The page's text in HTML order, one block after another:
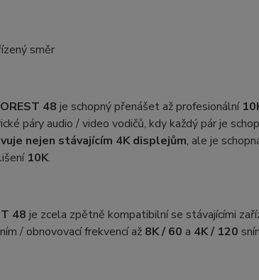
směr
48 je schopný přenášet až profesionální
páry audio / video vodičů, kdy každý pár je
nejen stávajícím 4K displejům, ale je
10K.
48 je zcela zpětně kompatibilní se stávajícími
/ obnovovací frekvencí až 8K/ 60 a 4K / 120